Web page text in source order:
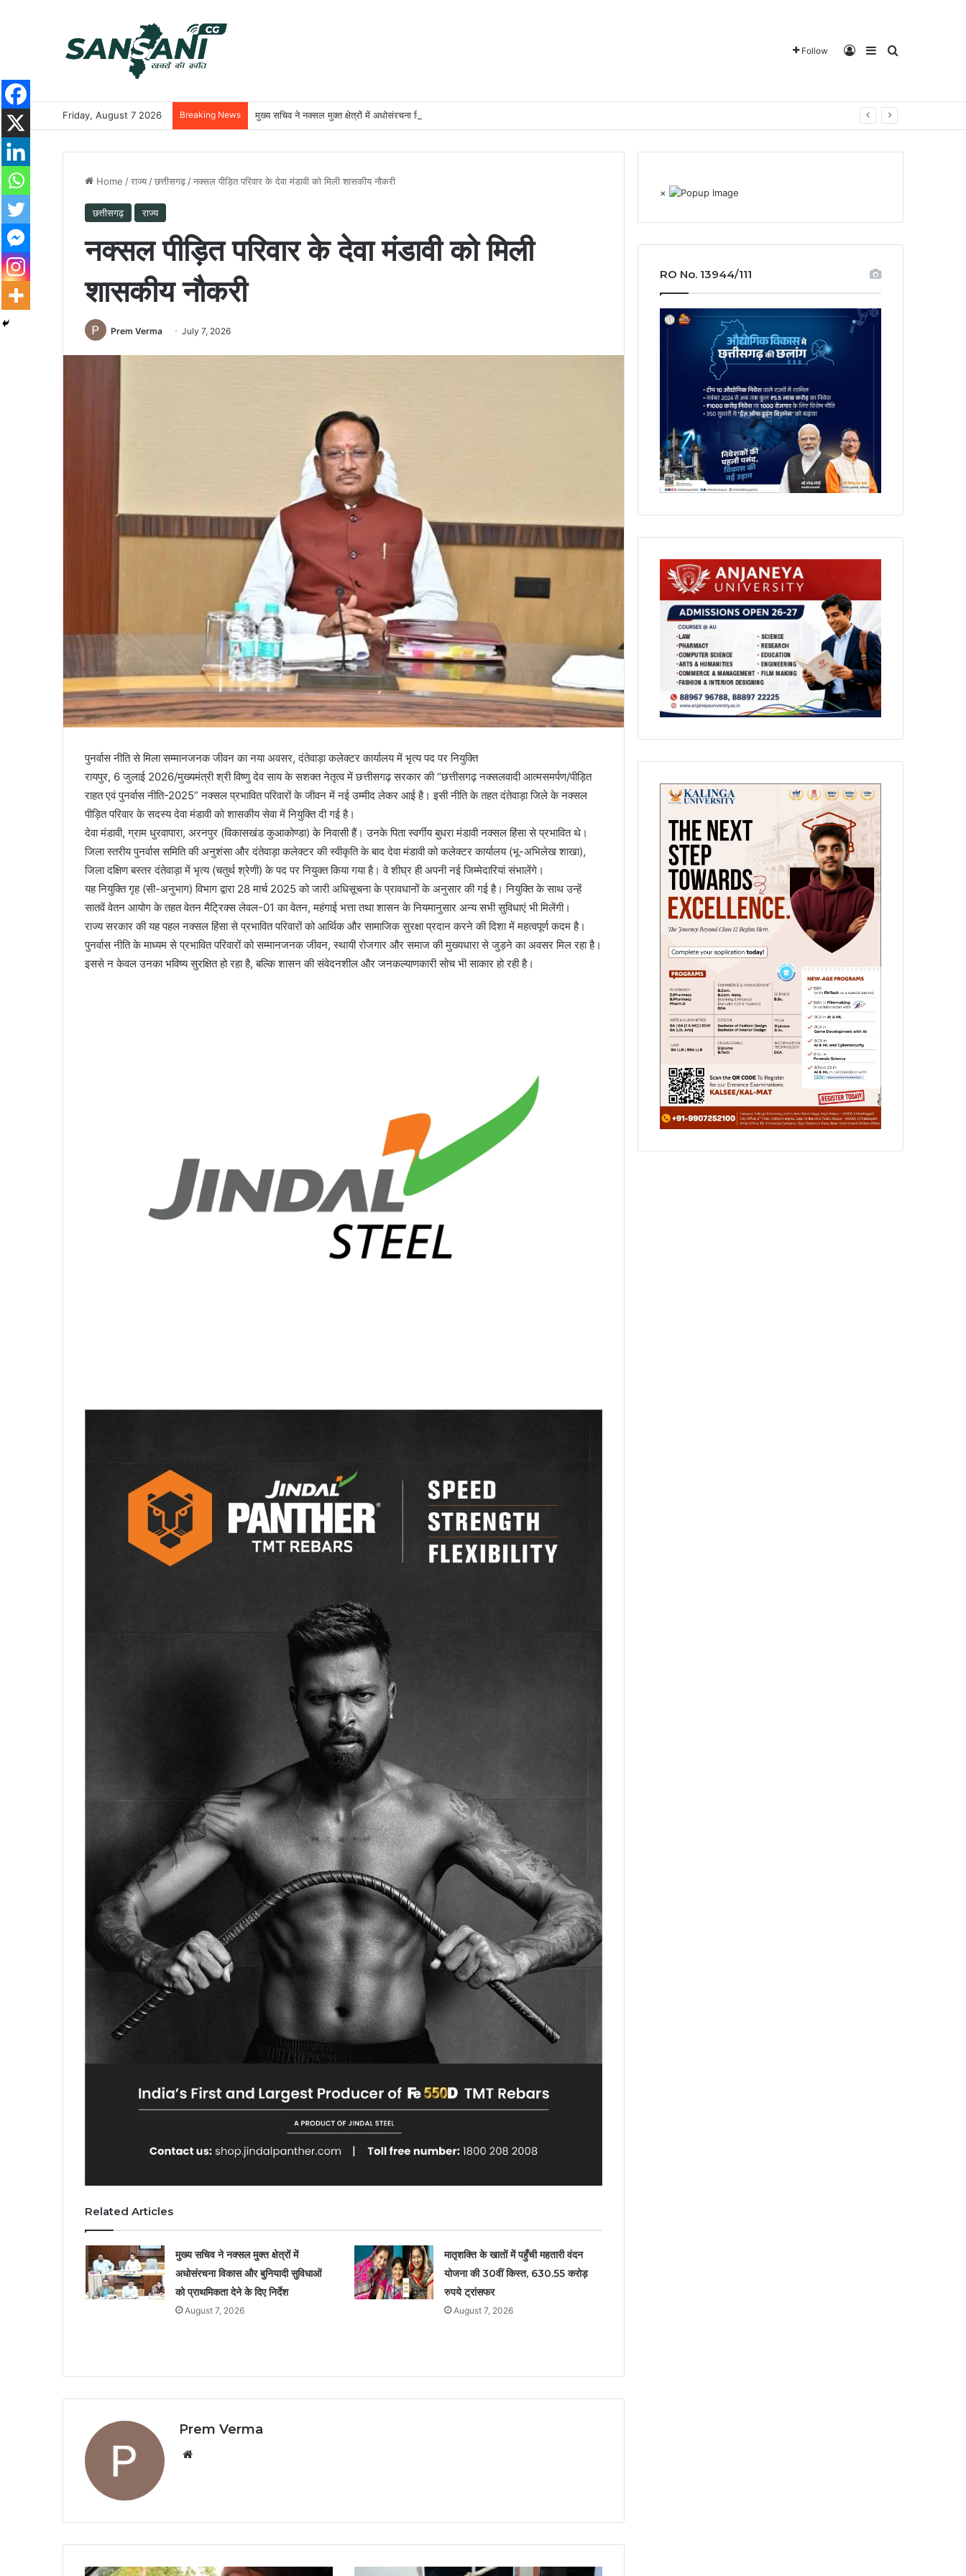
Follow Log InSidebarSearch for
Friday, August 7 2026 Breaking News मुख्य सचिव ने नक्सल मुक्त क्षेत्रों में अधोसंरचना विकास और बुनियादी सुविधाओं को प्राथमिकता देने के दिए निर्देश
Home /राज्य /छत्तीसगढ़ /नक्सल पीड़ित परिवार के देवा मंडावी को मिली शासकीय नौकरी
छत्तीसगढ़ राज्य
नक्सल पीड़ित परिवार के देवा मंडावी को मिली
शासकीय नौकरी
Prem Verma July 7, 2026
पुनर्वास नीति से मिला सम्मानजनक जीवन का नया अवसर, दंतेवाड़ा कलेक्टर कार्यालय में भृत्य पद पर नियुक्ति
रायपुर, 6 जुलाई 2026/मुख्यमंत्री श्री विष्णु देव साय के सशक्त नेतृत्व में छत्तीसगढ़ सरकार की “छत्तीसगढ़ नक्सलवादी आत्मसमर्पण/पीड़ित
राहत एवं पुनर्वास नीति-2025” नक्सल प्रभावित परिवारों के जीवन में नई उम्मीद लेकर आई है। इसी नीति के तहत दंतेवाड़ा जिले के नक्सल
पीड़ित परिवार के सदस्य देवा मंडावी को शासकीय सेवा में नियुक्ति दी गई है।
देवा मंडावी, ग्राम धुरवापारा, अरनपुर (विकासखंड कुआकोण्डा) के निवासी हैं। उनके पिता स्वर्गीय बुधरा मंडावी नक्सल हिंसा से प्रभावित थे।
जिला स्तरीय पुनर्वास समिति की अनुशंसा और दंतेवाड़ा कलेक्टर की स्वीकृति के बाद देवा मंडावी को कलेक्टर कार्यालय (भू-अभिलेख शाखा),
जिला दक्षिण बस्तर दंतेवाड़ा में भृत्य (चतुर्थ श्रेणी) के पद पर नियुक्त किया गया है। वे शीघ्र ही अपनी नई जिम्मेदारियां संभालेंगे।
यह नियुक्ति गृह (सी-अनुभाग) विभाग द्वारा 28 मार्च 2025 को जारी अधिसूचना के प्रावधानों के अनुसार की गई है। नियुक्ति के साथ उन्हें
सातवें वेतन आयोग के तहत वेतन मैट्रिक्स लेवल-01 का वेतन, महंगाई भत्ता तथा शासन के नियमानुसार अन्य सभी सुविधाएं भी मिलेंगी।
राज्य सरकार की यह पहल नक्सल हिंसा से प्रभावित परिवारों को आर्थिक और सामाजिक सुरक्षा प्रदान करने की दिशा में महत्वपूर्ण कदम है।
पुनर्वास नीति के माध्यम से प्रभावित परिवारों को सम्मानजनक जीवन, स्थायी रोजगार और समाज की मुख्यधारा से जुड़ने का अवसर मिल रहा है।
इससे न केवल उनका भविष्य सुरक्षित हो रहा है, बल्कि शासन की संवेदनशील और जनकल्याणकारी सोच भी साकार हो रही है।
Related Articles
मुख्य सचिव ने नक्सल मुक्त क्षेत्रों में
अधोसंरचना विकास और बुनियादी सुविधाओं
को प्राथमिकता देने के दिए निर्देश
August 7, 2026
मातृशक्ति के खातों में पहुँची महतारी वंदन
योजना की 30वीं किस्त, 630.55 करोड़
रुपये ट्रांसफर
August 7, 2026
Prem Verma
×
RO No. 13944/111